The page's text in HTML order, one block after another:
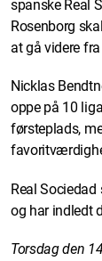
spanske Real
Rosenborg
at gå videre
Nicklas
oppe på 10
førsteplads,
Real
og har indledt
Torsdag den